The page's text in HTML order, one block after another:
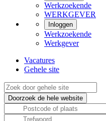
Werkzoekende
WERKGEVER
Inloggen
Werkzoekende
Werkgever
Vacatures
Gehele site